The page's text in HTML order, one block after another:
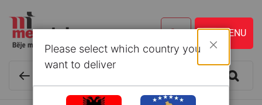
Please select which country you
want to deliver